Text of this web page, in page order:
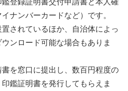
登録証明書交付申請書と本人確
ナンバーカードなど）です。
されているほか、自治体によっ
ンロード可能な場合もありま
を窓口に提出し、数百円程度の
鑑証明書を発行してもらえま